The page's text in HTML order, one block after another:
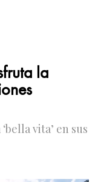
la
vita’ en sus